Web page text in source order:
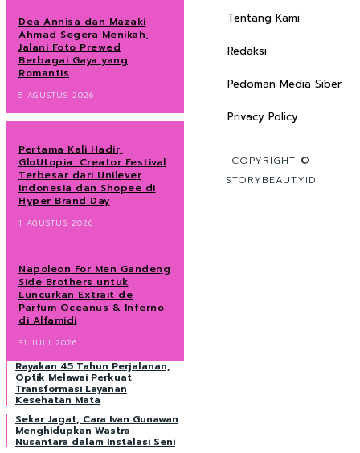
Dea Annisa dan Mazaki
Ahmad Segera Menikah,
Jalani Foto Prewed
Berbagai Gaya yang
Romantis
5 AGUSTUS 2026
Pertama Kali Hadir,
GloUtopia: Creator Festival
Terbesar dari Unilever
Indonesia dan Shopee di
Hyper Brand Day
1 AGUSTUS 2026
Napoleon For Men Gandeng
Side Brothers untuk
Luncurkan Extrait de
Parfum Oceanus & Inferno
di Alfamidi
31 JULI 2026
Rayakan 45 Tahun Perjalanan,
Optik Melawai Perkuat
Transformasi Layanan
Kesehatan Mata
Sekar Jagat, Cara Ivan Gunawan
Menghidupkan Wastra
Nusantara dalam Instalasi Seni
Tentang Kami
Redaksi
Pedoman Media Siber
Privacy Policy
COPYRIGHT ©
STORYBEAUTYID